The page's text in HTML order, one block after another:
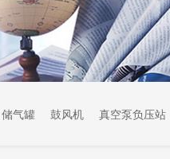
储气罐 鼓风机 真空泵负压站